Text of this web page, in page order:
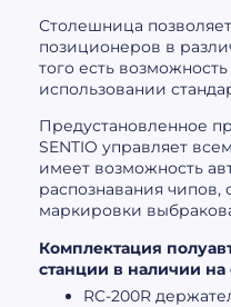
Столешница
позиционеров в
того есть
использовании
Предустановленное
SENTIO управляет
имеет возможность
распознавания
маркировки
Комплектация
станции в наличии
RC-200R